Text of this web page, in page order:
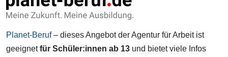
Planet-Beruf– dieses Angebot der Agentur für Arbeit ist
geeignetfür Schüler:innen ab 13 und bietet viele Infos